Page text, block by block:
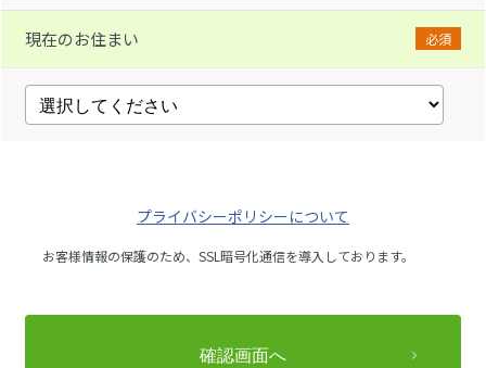
現在のお住まい 必須
プライバシーポリシーについて
お客様情報の保護のため、SSL暗号化通信を導入しております。